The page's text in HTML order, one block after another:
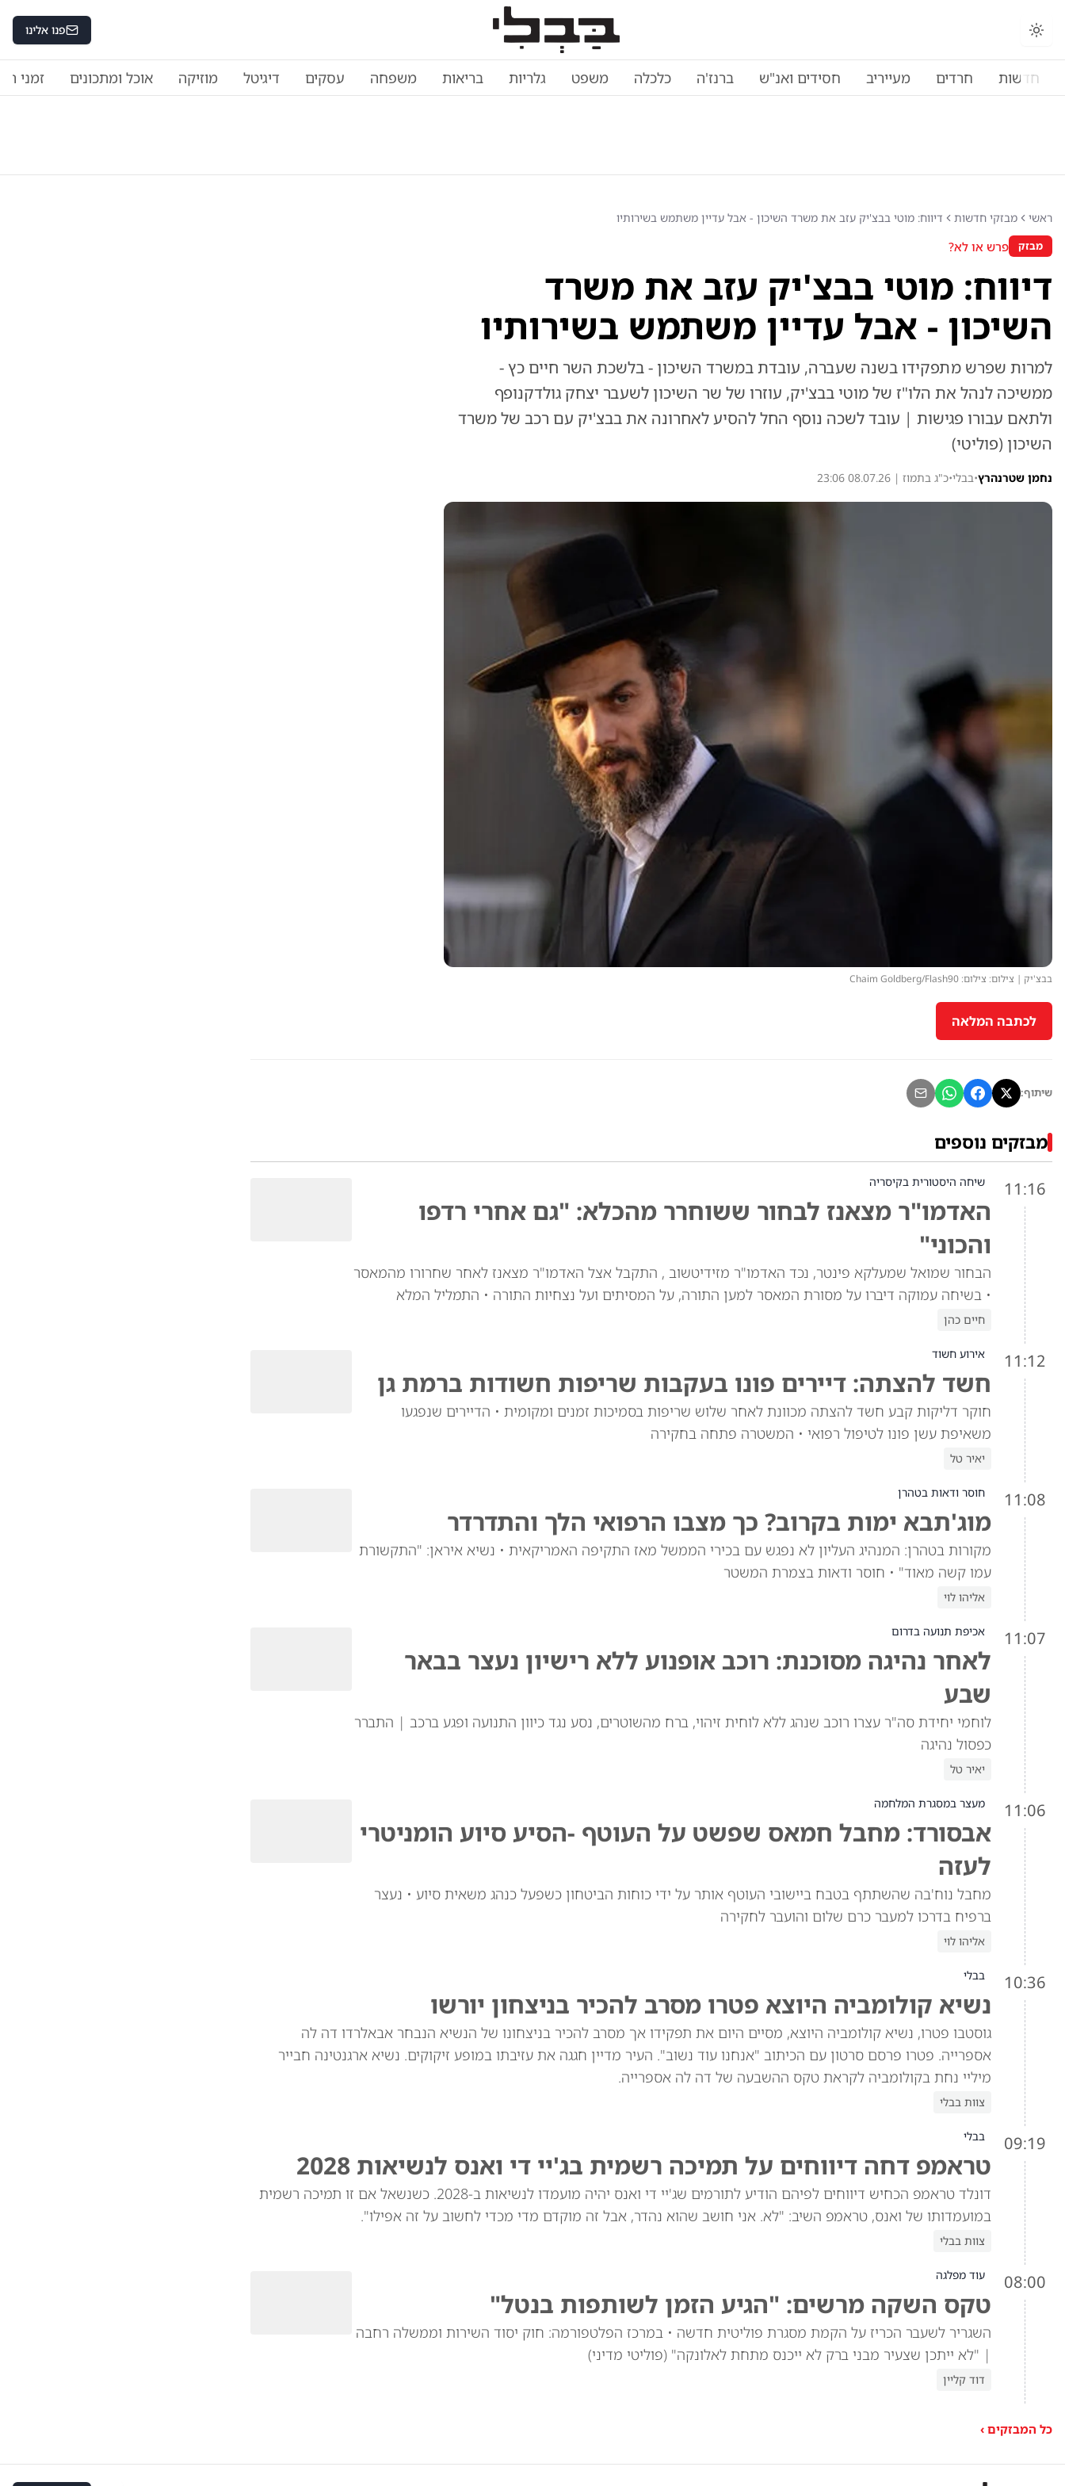
פנו אלינו
חדשות חרדים מעייריב חסידים ואנ"ש ברנז'ה כלכלה משפט גלריות בריאות משפחה עסקים דיגיטל מוזיקה אוכל ומתכונים זמני
ראשי מבזקי חדשות דיווח: מוטי בבצ'יק עזב את משרד השיכון - אבל עדיין משתמש בשירותיו
מבזק פרש או לא?
דיווח: מוטי בבצ'יק עזב את משרד
השיכון - אבל עדיין משתמש בשירותיו
למרות שפרש מתפקידו בשנה שעברה, עובדת במשרד השיכון - בלשכת השר חיים כץ -
ממשיכה לנהל את הלו"ז של מוטי בבצ'יק, עוזרו של שר השיכון לשעבר יצחק גולדקנופף
ולתאם עבורו פגישות | עובד לשכה נוסף החל להסיע לאחרונה את בבצ'יק עם רכב של משרד
השיכון (פוליטי)
נחמן שטרנהרץ•בבלי•כ"ג בתמוז | 08.07.26 23:06
בבצ'יק | צילום: צילום: Chaim Goldberg/Flash90
לכתבה המלאה
שיתוף:
מבזקים נוספים
11:16 שיחה היסטורית בקיסריה
האדמו"ר מצאנז לבחור ששוחרר מהכלא: "גם אחרי רדפו
והכוני"
הבחור שמואל שמעלקא פינטר, נכד האדמו"ר מזידיטשוב , התקבל אצל האדמו"ר מצאנז לאחר שחרורו מהמאסר
• בשיחה עמוקה דיברו על מסורת המאסר למען התורה, על המסיתים ועל נצחיות התורה • התמליל המלא
חיים כהן
11:12 אירוע חשוד
חשד להצתה: דיירים פונו בעקבות שריפות חשודות ברמת גן
חוקר דליקות קבע חשד להצתה מכוונת לאחר שלוש שריפות בסמיכות זמנים ומקומית • הדיירים שנפגעו
משאיפת עשן פונו לטיפול רפואי • המשטרה פתחה בחקירה
יאיר טל
11:08 חוסר ודאות בטהרן
מוג'תבא ימות בקרוב? כך מצבו הרפואי הלך והתדרדר
מקורות בטהרן: המנהיג העליון לא נפגש עם בכירי הממשל מאז התקיפה האמריקאית • נשיא איראן: "התקשורת
עמו קשה מאוד" • חוסר ודאות בצמרת המשטר
אליהו לוי
11:07 אכיפת תנועה בדרום
לאחר נהיגה מסוכנת: רוכב אופנוע ללא רישיון נעצר בבאר
שבע
לוחמי יחידת סה"ר עצרו רוכב שנהג ללא לוחית זיהוי, ברח מהשוטרים, נסע נגד כיוון התנועה ופגע ברכב | התברר
כפסול נהיגה
יאיר טל
11:06 מעצר במסגרת המלחמה
אבסורד: מחבל חמאס שפשט על העוטף -הסיע סיוע הומניטרי
לעזה
מחבל נוח'בה שהשתתף בטבח ביישובי העוטף אותר על ידי כוחות הביטחון כשפעל כנהג משאית סיוע • נעצר
ברפיח בדרכו למעבר כרם שלום והועבר לחקירה
אליהו לוי
10:36 בבלי
נשיא קולומביה היוצא פטרו מסרב להכיר בניצחון יורשו
גוסטבו פטרו, נשיא קולומביה היוצא, מסיים היום את תפקידו אך מסרב להכיר בניצחונו של הנשיא הנבחר אבאלרדו דה לה
אספרייה. פטרו פרסם סרטון עם הכיתוב "אנחנו עוד נשוב". העיר מדיין חגגה את עזיבתו במופע זיקוקים. נשיא ארגנטינה חבייר
מיליי נחת בקולומביה לקראת טקס ההשבעה של דה לה אספרייה.
צוות בבלי
09:19 בבלי
טראמפ דחה דיווחים על תמיכה רשמית בג'יי די ואנס לנשיאות 2028
דונלד טראמפ הכחיש דיווחים לפיהם הודיע לתורמים שג'יי די ואנס יהיה מועמדו לנשיאות ב-2028. כשנשאל אם זו תמיכה רשמית
במועמדותו של ואנס, טראמפ השיב: "לא. אני חושב שהוא נהדר, אבל זה מוקדם מדי מכדי לחשוב על זה אפילו".
צוות בבלי
08:00 עוד מפלגה
טקס השקה מרשים: "הגיע הזמן לשותפות בנטל"
השגריר לשעבר הכריז על הקמת מסגרת פוליטית חדשה • במרכז הפלטפורמה: חוק יסוד השירות וממשלה רחבה
| "לא ייתכן שצעיר מבני ברק לא ייכנס מתחת לאלונקה" (פוליטי מדיני)
דוד קליין
כל המבזקים ›